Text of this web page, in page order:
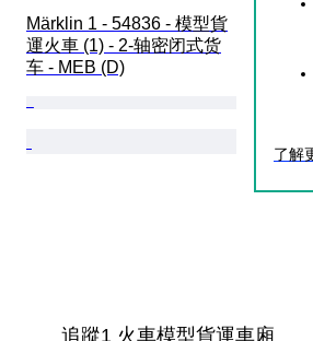
Märklin 1 - 54836 - 模型貨
運火車 (1) - 2-轴密闭式货
车 - MEB (D)
了解
追蹤1 火車模型貨運車廂